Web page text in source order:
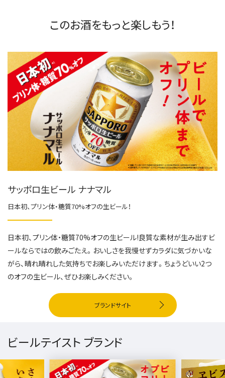
このお酒をもっと楽しもう！
サッポロ生ビール ナナマル
日本初、プリン体・糖質70%オフの生ビール！
日本初、プリン体・糖質70%オフの生ビール!良質な素材が生み出すビ
ールならではの飲みごたえ。おいしさを我慢せずカラダに気づかいな
がら、晴れ晴れした気持ちでお楽しみいただけます。ちょうどいい2つ
のオフの生ビール、ぜひお楽しみください。
ブランドサイト
ビールテイスト ブランド